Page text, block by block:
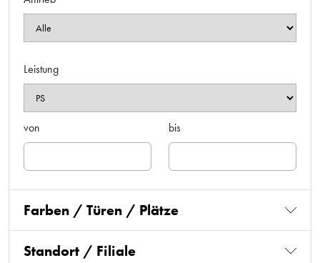
Leistung
von bis
Farben / Türen / Plätze
Standort / Filiale